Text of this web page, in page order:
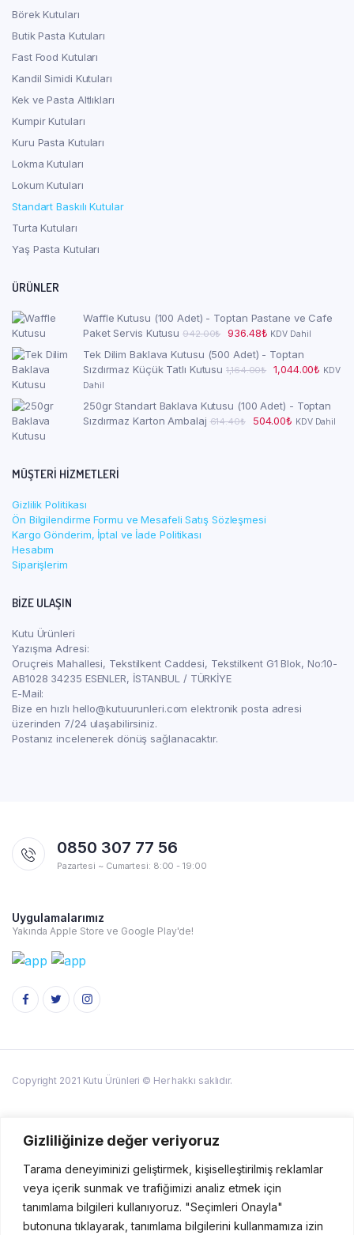
Gizliliğinize değer veriyoruz
Tarama deneyiminizi geliştirmek, kişiselleştirilmiş reklamlar
veya içerik sunmak ve trafiğimizi analiz etmek için
tanımlama bilgileri kullanıyoruz. "Seçimleri Onayla"
butonuna tıklayarak, tanımlama bilgilerini kullanmamıza izin
Börek Kutuları
Butik Pasta Kutuları
Fast Food Kutuları
Kandil Simidi Kutuları
Kek ve Pasta Altlıkları
Kumpir Kutuları
Kuru Pasta Kutuları
Lokma Kutuları
Lokum Kutuları
Standart Baskılı Kutular
Turta Kutuları
Yaş Pasta Kutuları
ÜRÜNLER
Waffle Kutusu (100 Adet) - Toptan Pastane ve Cafe
Paket Servis Kutusu 942.00₺
Orijinal
942.00₺.
936.48₺Şu
fiyat:
936.48₺.
KDV Dahil
Tek Dilim Baklava Kutusu (500 Adet) - Toptan
Sızdırmaz Küçük Tatlı Kutusu 1,164.00₺
Orijinal
1,044.00₺ Şu
KDV
Dahil
250gr Standart Baklava Kutusu (100 Adet) - Toptan
Sızdırmaz Karton Ambalaj 614.40₺
Orijinal
504.00₺ Şu
KDV Dahil
MÜŞTERI HIZMETLERI
Gizlilik Politikası
Ön Bilgilendirme Formu ve Mesafeli Satış Sözleşmesi
Kargo Gönderim, İptal ve İade Politikası
Hesabım
Siparişlerim
BIZE ULAŞIN
Kutu Ürünleri
Yazışma Adresi:
Oruçreis Mahallesi, Tekstilkent Caddesi, Tekstilkent G1 Blok, No:10-
AB1028 34235 ESENLER, İSTANBUL / TÜRKİYE
E-Mail:
Bize en hızlı hello@kutuurunleri.com elektronik posta adresi
üzerinden 7/24 ulaşabilirsiniz.
Postanız incelenerek dönüş sağlanacaktır.
0850 307 77 56
Pazartesi ~ Cumartesi: 8:00 - 19:00
Uygulamalarımız
Yakında Apple Store ve Google Play'de!
Copyright 2021 Kutu Ürünleri © Her hakkı saklıdır.